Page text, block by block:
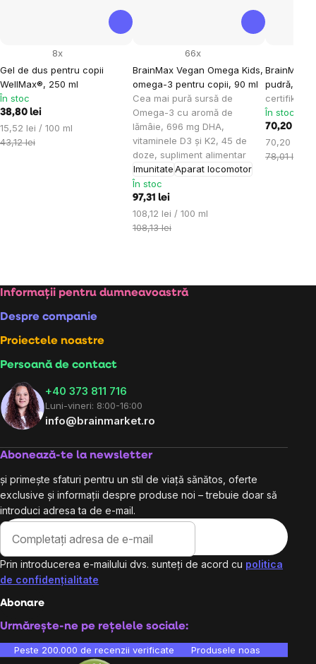
Gel de dus pentru copii
WellMax®, 250 ml
8x
În stoc
38,80 lei
Evaluare
preţ:
15,52 lei / 100 ml
43,12 lei
BrainMax Vegan Omega Kids,
omega-3 pentru copii, 90 ml
Cea mai pură sursă de
Omega-3 cu aromă de
lămâie, 696 mg DHA,
vitaminele D3 și K2, 45 de
doze, supliment alimentar
ImunitateAparat locomotor
66x
În stoc
97,31 lei
Evaluare
preţ:
108,12 lei / 100 ml
108,13 lei
BrainMax
pudră, BIO
certifikát
În stoc
70,20 lei
Evaluare
preţ:
70,20 lei /
78,01 lei
Subsol
Informații pentru dumneavoastră
Despre companie
Proiectele noastre
Persoană de contact
+40 373 811 716
Luni-vineri: 8:00-16:00
info@brainmarket.ro
Abonează-te la newsletter
și primește sfaturi pentru un stil de viață sănătos, oferte
exclusive și informații despre produse noi – trebuie doar să
introduci adresa ta de e-mail.
Prin introducerea e-mailului dvs. sunteți de acord cu politica
de confidențialitate
Abonare
Urmărește-ne pe rețelele sociale:
Peste 200.000 de recenzii verificate Produsele noastre sunt